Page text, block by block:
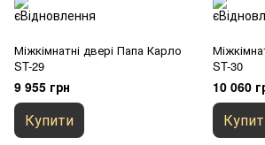
Міжкімнатні двері Папа Карло
ST-29
9 955 грн
Купити
ST-30
10 060